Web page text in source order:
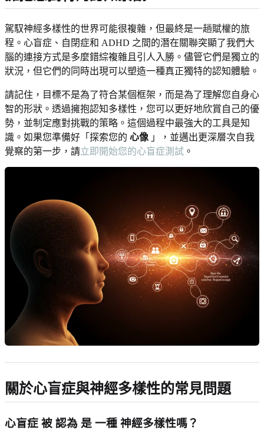
駕馭神經多樣性的世界可能很複雜，但最終是一趟賦權的旅
程。心盲症、自閉症和 ADHD 之間的潛在關聯突顯了我們大
腦的連接方式是多麼錯綜複雜且引人入勝。儘管它們是獨立的
狀況，但它們的同時出現可以塑造一種真正獨特的認知體驗。
請記住，目標不是為了符合某個框架，而是為了理解您自身心
智的形狀。透過擁抱認知多樣性，您可以更好地欣賞自己的優
勢，並制定應對挑戰的策略。這個過程中最強大的工具是知
識。如果您準備好「探索您的 心像 」，並邁出更深層次自我
覺察的第一步，請立即開始您的心盲症測試 。
關於心盲症與神經多樣性的常見問題
心盲症 被 認為 是 一種 神經多樣性嗎？